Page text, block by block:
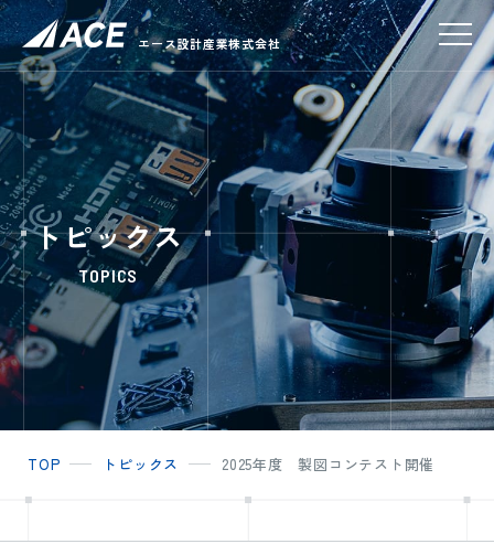
エース設計産業株式会社
トピックス
TOPICS
TOP トピックス 2025年度 製図コンテスト開催